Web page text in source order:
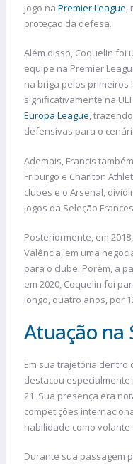
jogo na PremierLeague,
proteção da defesa.
Além disso, Coquelin foi
equipe na Premier
na briga pelos primeiros
significativamente na
Europa League,
defensivas para o
Ademais, Francis
Friburgo e Charlton
clubes e o Arsenal,
jogos da Seleção
Posteriormente, em
Valência, em uma
para o clube. Porém, a
em 2020, Coquelin foi
longo, quatro anos, por
Atuação na
Em sua trajetória dentro
destacou especialmente
21. Sua presença era
competições
habilidade como
Durante sua passagem